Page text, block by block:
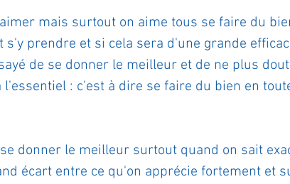
Votre communauté C'est mon histoire
mais surtout on aime tous se faire du
s'y prendre et si cela sera d'une grande
de se donner le meilleur et de ne plus
l'essentiel : c'est à dire se faire du bien en
donner le meilleur surtout quand on sait
écart entre ce qu'on apprécie fortement et